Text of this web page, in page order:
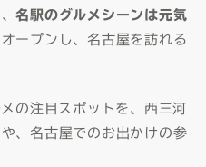
名駅のグルメシーンは元気
ープンし、名古屋を訪れる
の注目スポットを、西三河
、名古屋でのお出かけの参